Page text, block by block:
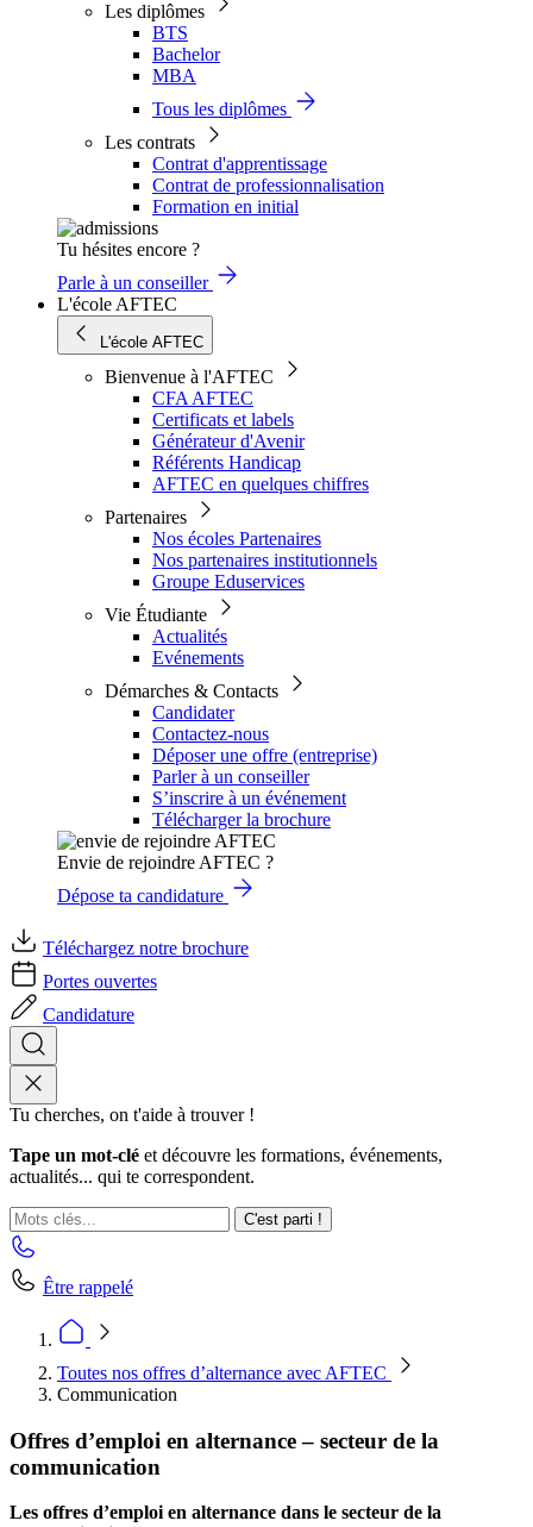
Les diplômes
BTS
Bachelor
MBA
Tous les diplômes
Les contrats
Contrat d'apprentissage
Contrat de professionnalisation
Formation en initial
Tu hésites encore ?
Parle à un conseiller
L'école AFTEC
L'école AFTEC
Bienvenue à l'AFTEC
CFA AFTEC
Certificats et labels
Générateur d'Avenir
Référents Handicap
AFTEC en quelques chiffres
Partenaires
Nos écoles Partenaires
Nos partenaires institutionnels
Groupe Eduservices
Vie Étudiante
Actualités
Evénements
Démarches & Contacts
Candidater
Contactez-nous
Déposer une offre (entreprise)
Parler à un conseiller
S’inscrire à un événement
Télécharger la brochure
Envie de rejoindre AFTEC ?
Dépose ta candidature
Téléchargez notre brochure
Portes ouvertes
Candidature
Tu cherches, on t'aide à trouver !
Tape un mot-clé et découvre les formations, événements,
actualités... qui te correspondent.
C'est parti !
Être rappelé
Toutes nos offres d’alternance avec AFTEC
Communication
Offres d’emploi en alternance – secteur de la
communication
Les offres d’emploi en alternance dans le secteur de la